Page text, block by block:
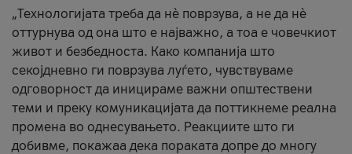
„Технологијата треба да нè поврзува, а не да нè
оттурнува од она што е најважно, а тоа е човечкиот
живот и безбедноста. Како компанија што
секојдневно ги поврзува луѓето, чувствуваме
одговорност да иницираме важни општествени
теми и преку комуникацијата да поттикнеме реална
промена во однесувањето. Реакциите што ги
добивме, покажаа дека пораката допре до многу